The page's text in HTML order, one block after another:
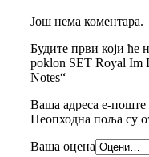
Још нема коментара.
Будите први који ће
poklon SET Royal Im
Notes“
Ваша адреса е-поште
Неопходна поља су
Ваша оцена